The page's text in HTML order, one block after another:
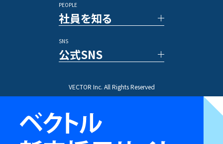
休暇／勤怠制度
事例紹介
業務内容
PEOPLE
社員を知る
文字で読む社員インタビュー
動画で知る先輩社員
SNS
公式SNS
Instagram
VECTOR Inc. All Rights Reserved